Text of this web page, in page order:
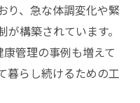
り、急な体調変化や緊
構築されています。
管理の事例も増えて
暮らし続けるための工